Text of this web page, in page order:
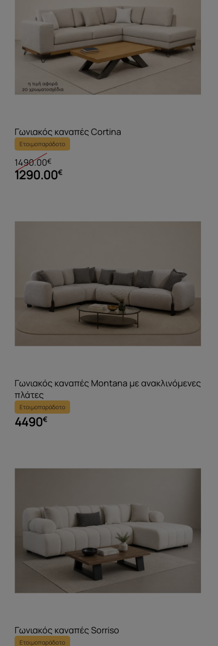
Γωνιακός καναπές Cortina
Ετοιμοπαράδοτο
1490.00€
1290.00€
Γωνιακός καναπές Montana με ανακλινόμενες
πλάτες
Ετοιμοπαράδοτο
4490€
Γωνιακός καναπές Sorriso
Ετοιμοπαράδοτο